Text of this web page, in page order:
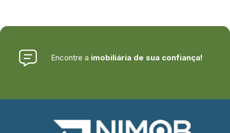
Encontre a imobiliária de sua confiança!